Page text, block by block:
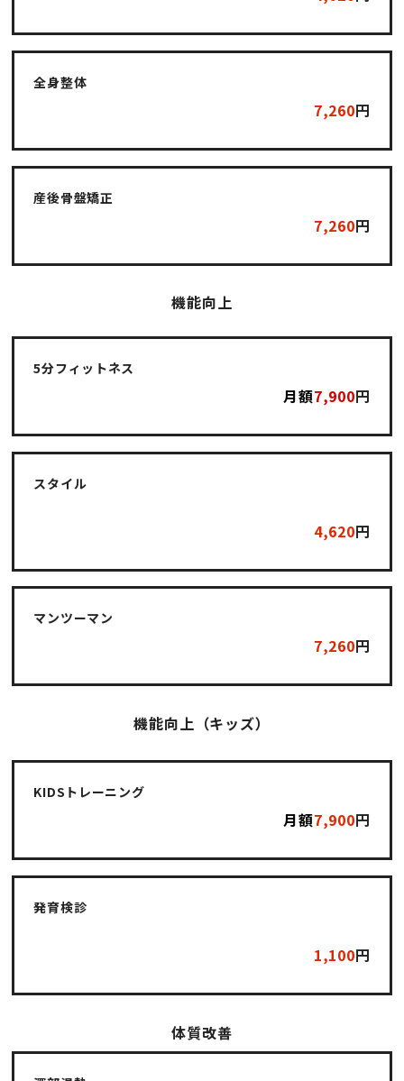
全身整体
7,260円
産後骨盤矯正
7,260円
機能向上
5分フィットネス
月額7,900円
スタイル
4,620円
マンツーマン
7,260円
機能向上（キッズ）
KIDSトレーニング
月額7,900円
発育検診
1,100円
体質改善